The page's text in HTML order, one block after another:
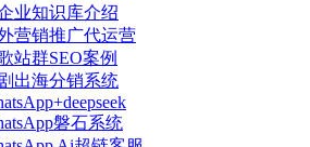
业知识库介绍
营销推广代运营
站群SEO案例
出海分销系统
磐石系统